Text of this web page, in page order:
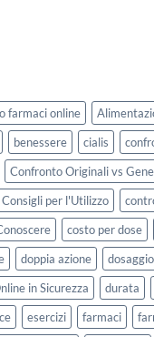
farmaci online
benessere cialis
Confronto Originali vs
Consigli per l'Utilizzo
costo per dose
doppia azione
dosaggio
in Sicurezza
durata
esercizi farmaci